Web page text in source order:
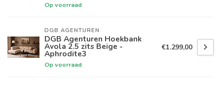
Op voorraad
DGB AGENTUREN
DGB Agenturen Hoekbank
Avola 2.5 zits Beige -
Aphrodite3
Op voorraad
€1.299,00